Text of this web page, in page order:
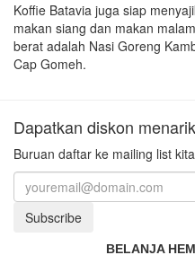
Koffie Batavia juga siap
makan siang dan makan
berat adalah Nasi Goreng
Cap Gomeh.
Dapatkan diskon
Buruan daftar ke mailing list
Subscribe
BELANJA